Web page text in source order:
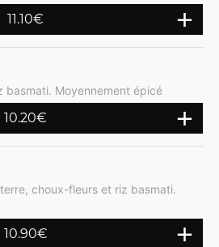
11.10€
basmati. Moyennement épicé
10.20€
choux-fleurs et riz basmati.
10.90€